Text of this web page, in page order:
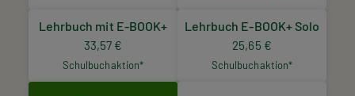
Lehrbuch mit E-BOOK+
33,57 €
Schulbuchaktion*
Lehrbuch E-BOOK+ Solo
25,65 €
Schulbuchaktion*